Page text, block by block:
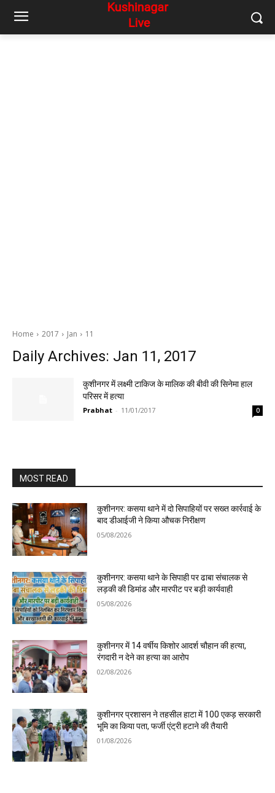
Home 2017 Jan 11
Daily Archives: Jan 11, 2017
कुशीनगर में लक्ष्मी टाकिज के मालिक की बीवी की सिनेमा हाल
परिसर में हत्या
Prabhat - 11/01/2017 0
MOST READ
कुशीनगर: कसया थाने में दो सिपाहियों पर सख्त कार्रवाई के
बाद डीआईजी ने किया औचक निरीक्षण
05/08/2026
कुशीनगर: कसया थाने के सिपाही पर ढाबा संचालक से
लड़की की डिमांड और मारपीट पर बड़ी कार्यवाही
05/08/2026
कुशीनगर में 14 वर्षीय किशोर आदर्श चौहान की हत्या,
रंगदारी न देने का हत्या का आरोप
02/08/2026
कुशीनगर प्रशासन ने तहसील हाटा में 100 एकड़ सरकारी
भूमि का किया पता, फर्जी एंट्री हटाने की तैयारी
01/08/2026